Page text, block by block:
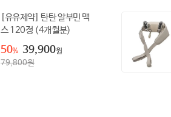
[유유제약] 탄탄 알부민 맥
스 120정 (4개월분)
50% 39,900원
79,800원